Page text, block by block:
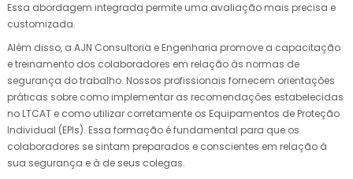
Essa abordagem integrada permite uma avaliação mais precisa e
customizada.
Além disso, a AJN Consultoria e Engenharia promove a capacitação
e treinamento dos colaboradores em relação às normas de
segurança do trabalho. Nossos profissionais fornecem orientações
práticas sobre como implementar as recomendações estabelecidas
no LTCAT e como utilizar corretamente os Equipamentos de Proteção
Individual (EPIs). Essa formação é fundamental para que os
colaboradores se sintam preparados e conscientes em relação à
sua segurança e à de seus colegas.